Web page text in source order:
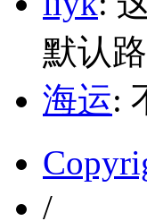
默认
海运:
/